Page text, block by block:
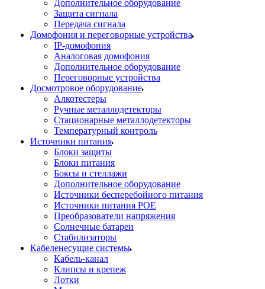
Дополнительное оборудование
Защита сигнала
Передача сигнала
Домофония и переговорные устройства
IP-домофония
Аналоговая домофония
Дополнительное оборудование
Переговорные устройства
Досмотровое оборудование
Алкотестеры
Ручные металлодетекторы
Стационарные металлодетекторы
Температурный контроль
Источники питания
Блоки защиты
Блоки питания
Боксы и стеллажи
Дополнительное оборудование
Источники бесперебойного питания
Источники питания POE
Преобразователи напряжения
Солнечные батареи
Стабилизаторы
Кабеленесущие системы
Кабель-канал
Клипсы и крепеж
Лотки